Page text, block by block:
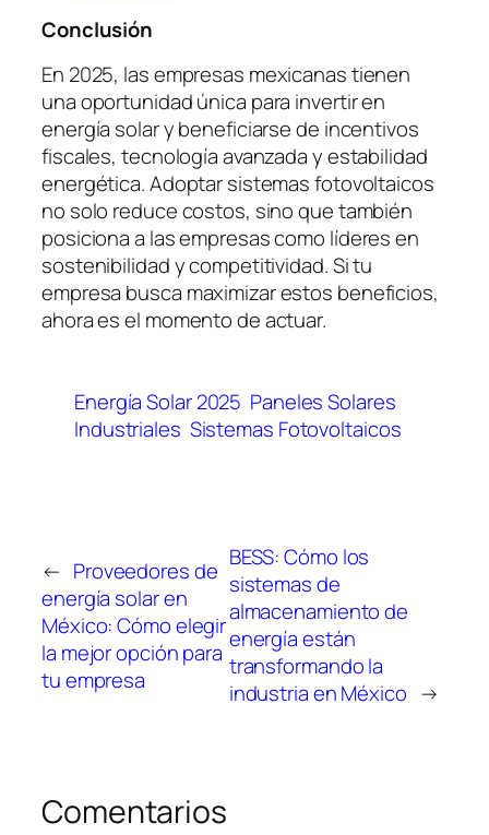
Conclusión
En 2025, las empresas mexicanas tienen
una oportunidad única para invertir en
energía solar y beneficiarse de incentivos
fiscales, tecnología avanzada y estabilidad
energética. Adoptar sistemas fotovoltaicos
no solo reduce costos, sino que también
posiciona a las empresas como líderes en
sostenibilidad y competitividad. Si tu
empresa busca maximizar estos beneficios,
ahora es el momento de actuar.
Energía Solar 2025 Paneles Solares
Industriales Sistemas Fotovoltaicos
← Proveedores de
energía solar en
México: Cómo elegir
la mejor opción para
tu empresa
BESS: Cómo los
sistemas de
almacenamiento de
energía están
transformando la
industria en México →
Comentarios